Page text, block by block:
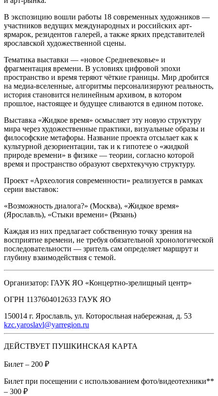
В экспозицию вошли работы 18 современных художников —
участников ведущих международных и российских арт-
ярмарок, резидентов галерей, а также ярких представителей
ярославской художественной сцены.
Тематика выставки — «новое Средневековье» и
фрагментация времени. В условиях цифровой эпохи
пространство и время теряют чёткие границы. Мир дробится
на медиа-вселенные, алгоритмы персонализируют реальность,
история становится нелинейным архивом, в котором
прошлое, настоящее и будущее сливаются в едином потоке.
Выставка «Жидкое время» осмысляет эту новую структуру
мира через художественные практики, визуальные образы и
философские метафоры. Название проекта отсылает как к
культурной дезориентации, так и к гипотезе о «жидкой
природе времени» в физике — теории, согласно которой
время и пространство образуют сверхтекучую структуру.
Проект «Археология современности» реализуется в рамках
серии выставок:
«Возможность диалога?» (Москва), «Жидкое время»
(Ярославль), «Стыки времени» (Рязань)
Каждая из них предлагает собственную точку зрения на
восприятие времени, не требуя обязательной хронологической
последовательности — зритель сам определяет маршрут и
глубину взаимодействия с темой.
Организатор: ГАУК ЯО «Концертно-зрелищный центр»
ОГРН 1137604012633 ГАУК ЯО
150014 г. Ярославль, ул. Которосльная набережная, д. 53
kzc.yaroslavl@yarregion.ru
ДЕЙСТВУЕТ ПУШКИНСКАЯ КАРТА
Билет – 200 ₽
Билет при посещении с использованием фото/видеотехники**
– 300 ₽